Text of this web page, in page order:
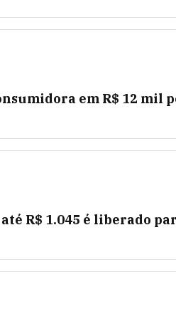
em R$ 12 mil
R$ 1.045 é liberado